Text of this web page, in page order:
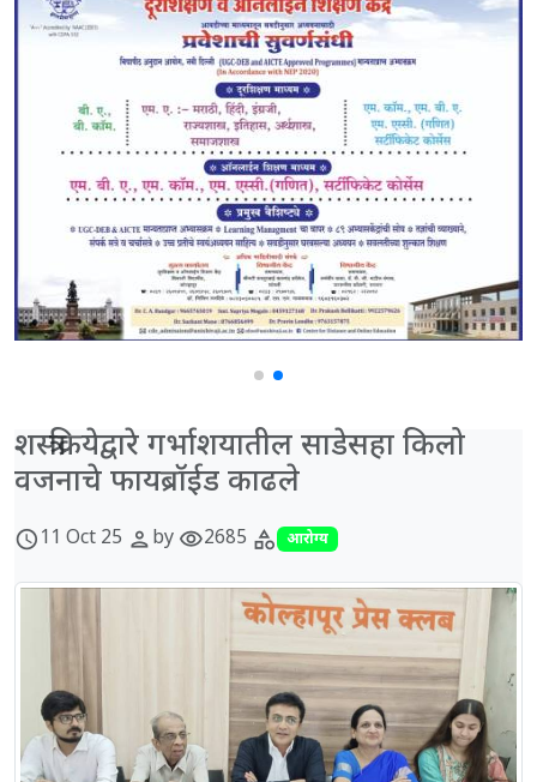
शस्त्रक्रियेद्वारे गर्भाशयातील साडेसहा किलो
वजनाचे फायब्रॉईड काढले
schedule11 Oct 25 personby visibility2685 category आरोग्य